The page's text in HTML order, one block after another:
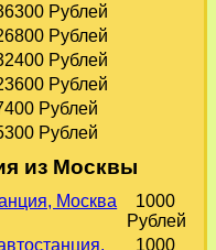
Рублей
Рублей
Рублей
Рублей
Рублей
Рублей
из Москвы
Москва
1000
Рублей
1000